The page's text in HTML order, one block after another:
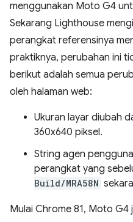
menggunakan Moto G4
Sekarang Lighthouse
perangkat referensinya
praktiknya, perubahan ini
berikut adalah semua
oleh halaman web:
Ukuran layar diubah
360x640 piksel.
String agen
perangkat yang
Build/MRA58N
Mulai Chrome 81, Moto